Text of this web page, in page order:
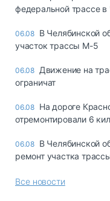
федеральной трассе
06.08 В Челябинской
участок трассы М-5
06.08 Движение на
ограничат
06.08 На дороге
отремонтировали 6
06.08 В Челябинской
ремонт участка
Все новости